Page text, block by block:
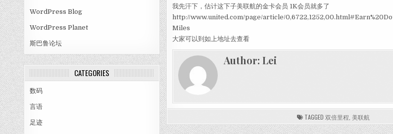
WordPress Blog
WordPress Planet
斯巴鲁论坛
CATEGORIES
数码
言语
足迹
我先汗下，估计这下子美联航的金卡会员 1K会员就多了
http://www.united.com/page/article/
Miles
大家可以到如上地址去查看
Author: Lei
TAGGED 双倍里程 美联航